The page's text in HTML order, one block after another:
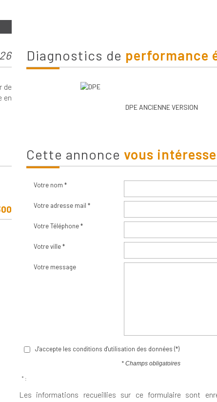
de
en
diagnostics de performance
DPE ANCIENNE VERSION
cette annonce vous
Votre nom *
Votre adresse mail *
Votre Téléphone *
Votre ville *
Votre message
J'accepte les conditions d'utilisation des données (*)
* Champs obligatoires
* :
Les informations recueillies sur ce formulaire sont